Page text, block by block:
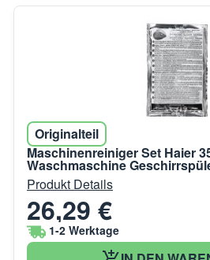
Originalteil
Maschinenreiniger Set Haier
Waschmaschine
Produkt Details
26,29 €
1-2 Werktage